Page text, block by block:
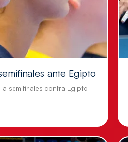
ante Egipto
semifinales contra Egipto